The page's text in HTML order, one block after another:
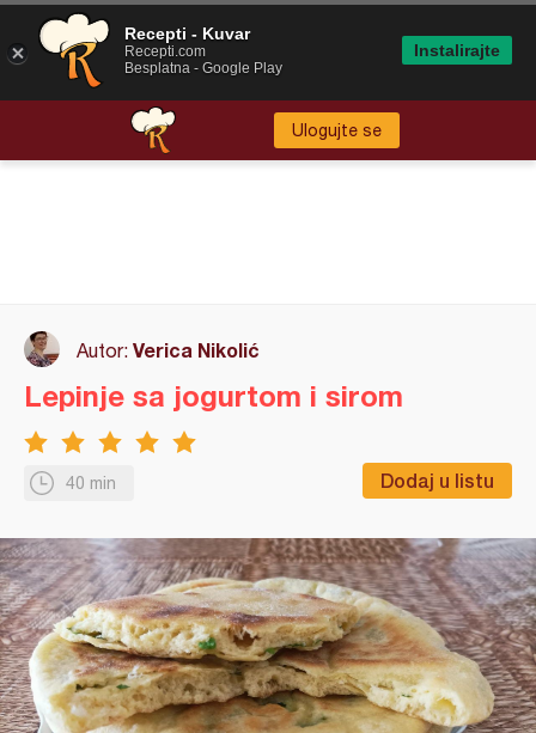
Ulogujte se
Autor: Verica Nikolić
40 min Dodaj u listu
Lepinje sa jogurtom i sirom
Recepti - Kuvar
Recepti.com
Besplatna - Google Play
Instalirajte